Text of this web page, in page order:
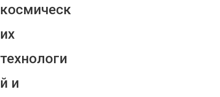
космическ
их
технологи
й и